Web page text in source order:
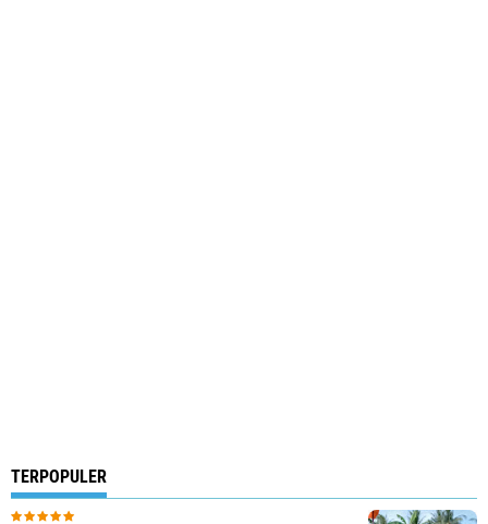
TERPOPULER